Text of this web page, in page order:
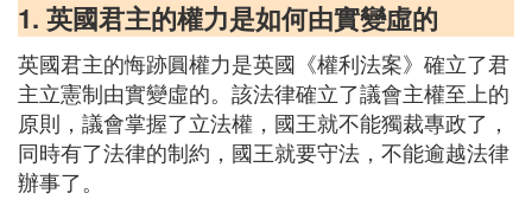
1. 英國君主的權力是如何由實變虛的
英國君主的悔跡圓權力是英國《權利法案》確立了君
主立憲制由實變虛的。該法律確立了議會主權至上的
原則，議會掌握了立法權，國王就不能獨裁專政了，
同時有了法律的制約，國王就要守法，不能逾越法律
辦事了。